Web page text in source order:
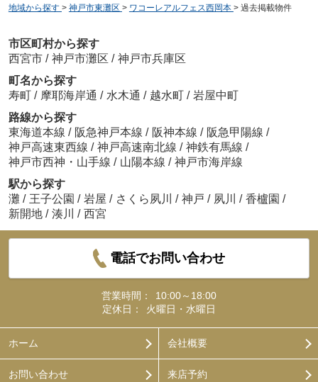
地域から探す > 神戸市東灘区 > ワコーレアルフェス西岡本 > 過去掲載物件
市区町村から探す
西宮市 / 神戸市灘区 / 神戸市兵庫区
町名から探す
寿町 / 摩耶海岸通 / 水木通 / 越水町 / 岩屋中町
路線から探す
東海道本線 / 阪急神戸本線 / 阪神本線 / 阪急甲陽線 /
神戸高速東西線 / 神戸高速南北線 / 神鉄有馬線 /
神戸市西神・山手線 / 山陽本線 / 神戸市海岸線
駅から探す
灘 / 王子公園 / 岩屋 / さくら夙川 / 神戸 / 夙川 / 香櫨園 /
新開地 / 湊川 / 西宮
電話でお問い合わせ
営業時間：
10:00～18:00
定休日：
火曜日・水曜日
ホーム 会社概要
お問い合わせ 来店予約